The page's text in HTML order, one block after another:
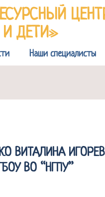
ДЕТИ»
Наши специалисты
ВИТАЛИНА
ВО “НГПУ”